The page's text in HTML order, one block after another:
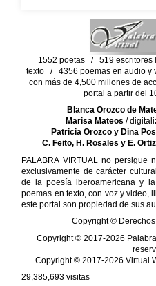
1552 poetas / 519
texto / 4356 poemas en audio
con más de 4,500 millones de
portal a partir del
Blanca Orozco de
Marisa Mateos /
Patricia Orozco y Dina
C. Feito, H. Rosales y E.
PALABRA VIRTUAL no
exclusivamente de carácter
de la poesía iberoamericana y
poemas en texto, con voz y video,
este portal son propiedad de sus
Copyright ©
Copyright © 2017-2026
Copyright © 2017-2026 Virtual
29,385,693 visitas